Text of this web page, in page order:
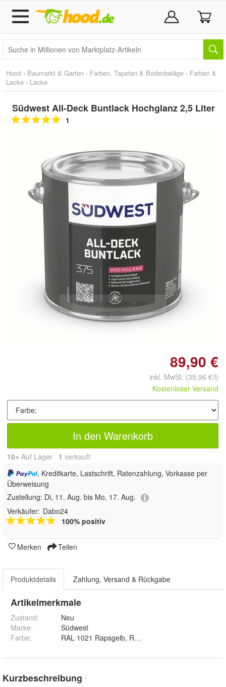
Hood › Baumarkt & Garten › Farben, Tapeten & Bodenbeläge › Farben &
Lacke › Lacke
Südwest All-Deck Buntlack Hochglanz 2,5 Liter
1
Doppelt antippen zum
vergrößern
89,90 €
inkl. MwSt. (35,96 €/l)
Kostenloser Versand
In den Warenkorb
10+ Auf Lager 1 verkauft
, Kreditkarte, Lastschrift, Ratenzahlung, Vorkasse per
Überweisung
Zustellung: Di, 11. Aug. bis Mo, 17. Aug.
Verkäufer: Dabo24
100% positiv
Merken Teilen
Produktdetails Zahlung, Versand & Rückgabe
Artikelmerkmale
Zustand:
Neu
Marke:
Südwest
Farbe: RAL 1021 Rapsgelb, RAL 3000 Feuerrot, RAL
Kurzbeschreibung *